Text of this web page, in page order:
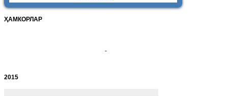
ҲАМКОРЛАР
2015